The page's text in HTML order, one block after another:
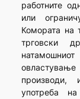
работните
или
Комората на
трговски
производи,
употреба